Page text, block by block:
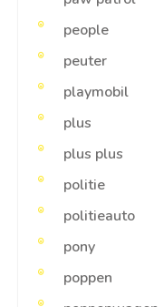
people
peuter
playmobil
plus
plus plus
politie
politieauto
pony
poppen